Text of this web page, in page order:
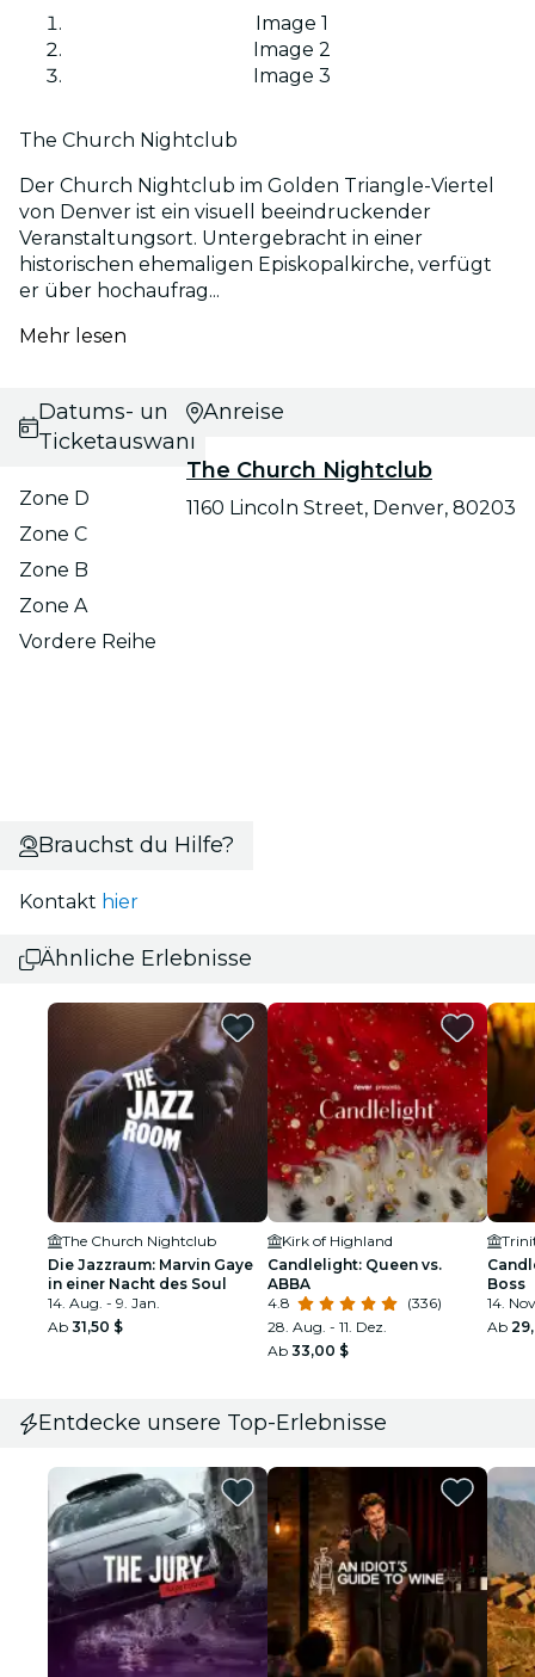
Image 1
Image 2
Image 3
The Church Nightclub
Der Church Nightclub im Golden Triangle-Viertel
von Denver ist ein visuell beeindruckender
Veranstaltungsort. Untergebracht in einer
historischen ehemaligen Episkopalkirche, verfügt
er über hochaufrag...
Mehr lesen
Datums- und
Ticketauswahl
Zone D
Zone C
Zone B
Zone A
Vordere Reihe
Anreise
The Church Nightclub
1160 Lincoln Street, Denver, 80203
Brauchst du Hilfe?
Kontakt hier
Ähnliche Erlebnisse
The Church Nightclub
Die Jazzraum: Marvin Gaye
in einer Nacht des Soul
14. Aug. - 9. Jan.
Ab 31,50 $
Kirk of Highland
Candlelight: Queen vs.
ABBA
4.8
(336)
28. Aug. - 11. Dez.
Ab 33,00 $
Boss
14.
Ab
Entdecke unsere Top-Erlebnisse